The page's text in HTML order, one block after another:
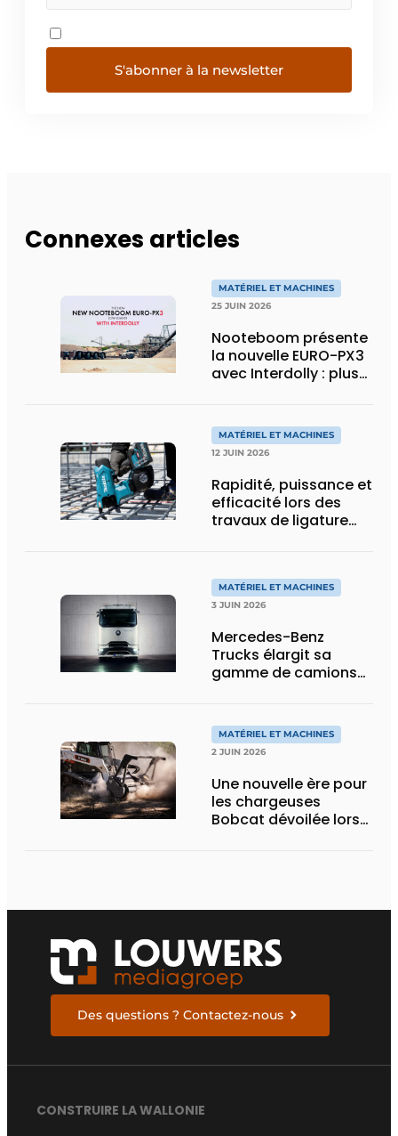
S'abonner à la newsletter
Connexes articles
MATÉRIEL ET MACHINES
25 JUIN 2026
Nooteboom présente
la nouvelle EURO-PX3
avec Interdolly : plus
transport spécial
MATÉRIEL ET MACHINES
12 JUIN 2026
Rapidité, puissance et
efficacité lors des
travaux de ligature
MATÉRIEL ET MACHINES
3 JUIN 2026
Mercedes-Benz
Trucks élargit sa
gamme de camions
eActros Lowliner
MATÉRIEL ET MACHINES
2 JUIN 2026
Une nouvelle ère pour
les chargeuses
Bobcat dévoilée lors
Des questions ? Contactez-nous
CONSTRUIRE LA WALLONIE